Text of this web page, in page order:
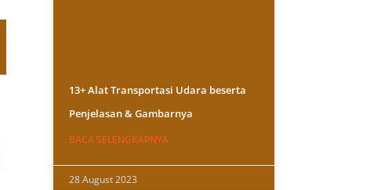
13+ Alat Transportasi Udara beserta
Penjelasan & Gambarnya
BACA SELENGKAPNYA
28 August 2023